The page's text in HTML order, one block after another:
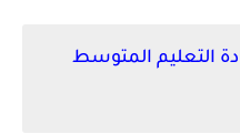
التعليم المتوسط